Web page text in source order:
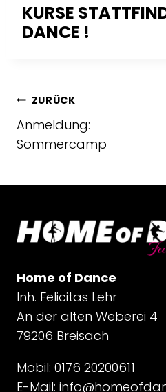
KURSE
DANCE !
ZURÜCK
Anmeldung:
Sommercamp
Home of Dance
Inh. Felicitas Lehr
An der alten Weberei 4
79206 Breisach
Mobil: 0176 20200611
E-Mail: